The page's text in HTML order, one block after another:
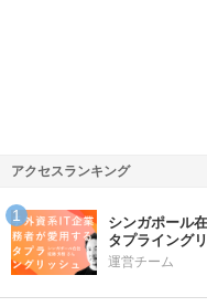
アクセスランキング
シンガポール
タプライング
運営チーム